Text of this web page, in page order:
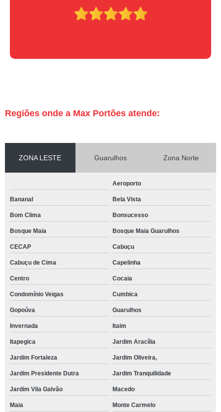
Regiões onde a Max Portões atende:
ZONA LESTE Guarulhos Zona Norte
Aeroporto
Bananal Bela Vista
Bom Clima Bonsucesso
Bosque Maia Bosque Maia Guarulhos
CECAP Cabuçu
Cabuçu de Cima Capelinha
Centro Cocaia
Condomínio Veigas Cumbica
Gopoúva Guarulhos
Invernada Itaim
Itapegica Jardim Aracília
Jardim Fortaleza Jardim Oliveira,
Jardim Presidente Dutra Jardim Tranquilidade
Jardim Vila Galvão Macedo
Maia Monte Carmelo